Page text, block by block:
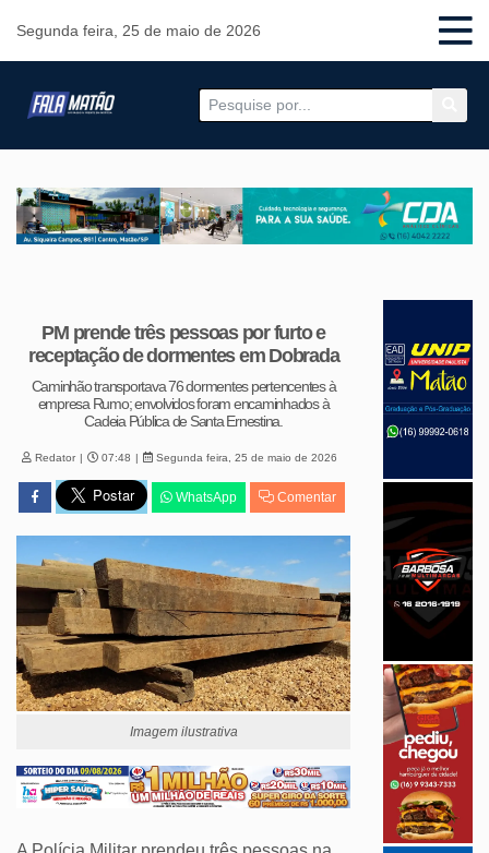
Segunda feira, 25 de maio de 2026
PM prende três pessoas por furto e
receptação de dormentes em Dobrada
Caminhão transportava 76 dormentes pertencentes à
empresa Rumo; envolvidos foram encaminhados à
Cadeia Pública de Santa Ernestina.
Redator 07:48 Segunda feira, 25 de maio de 2026
WhatsApp Comentar
Imagem ilustrativa